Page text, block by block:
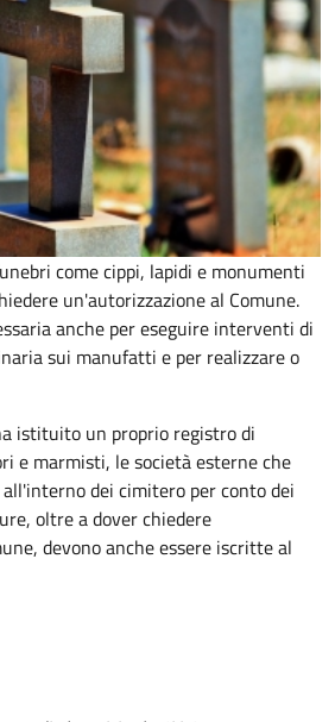
come cippi, lapidi e monumenti
un'autorizzazione al Comune.
anche per eseguire interventi di
sui manufatti e per realizzare o
istituito un proprio registro di
e marmisti, le società esterne che
dei cimitero per conto dei
oltre a dover chiedere
devono anche essere iscritte al